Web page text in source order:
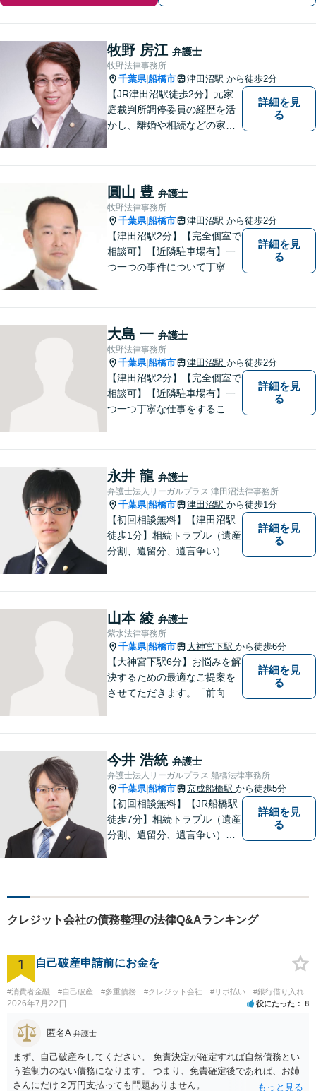
牧野 房江 弁護士
牧野法律事務所
千葉県|船橋市 津田沼駅 から徒歩2分
【JR津田沼駅徒歩2分】元家
庭裁判所調停委員の経歴を活
かし、離婚や相続などの家事
詳細を見
る
圓山 豊 弁護士
牧野法律事務所
千葉県|船橋市 津田沼駅 から徒歩2分
【津田沼駅2分】【完全個室で
相談可】【近隣駐車場有】一
つ一つの事件について丁寧に
市の牧野法律事務所へお気軽
にご相談下さい。
詳細を見
る
大島 一 弁護士
牧野法律事務所
千葉県|船橋市 津田沼駅 から徒歩2分
【津田沼駅2分】【完全個室で
相談可】【近隣駐車場有】一
つ一つ丁寧な仕事をすること
葉県船橋市の牧野法律事務所
へお気軽にご相談下さい。
詳細を見
る
永井 龍 弁護士
弁護士法人リーガルプラス 津田沼法律事務所
千葉県|船橋市 津田沼駅 から徒歩1分
【初回相談無料】【津田沼駅
徒歩1分】相続トラブル（遺産
分割、遺留分、遺言争い）、
詳細を見
る
山本 綾 弁護士
紫水法律事務所
千葉県|船橋市 大神宮下駅 から徒歩6分
【大神宮下駅6分】お悩みを解
決するための最適なご提案を
させてただきます。「前向き
進しております。
詳細を見
る
今井 浩統 弁護士
弁護士法人リーガルプラス 船橋法律事務所
千葉県|船橋市 京成船橋駅 から徒歩5分
【初回相談無料】【JR船橋駅
徒歩7分】相続トラブル（遺産
分割、遺留分、遺言争い）、
詳細を見
る
クレジット会社の債務整理の法律Q&Aランキング
1 自己破産申請前にお金を
#消費者金融 #自己破産 #多重債務 #クレジット会社 #リボ払い #銀行借り入れ
2026年7月22日 役にたった 8
匿名A 弁護士
まず、自己破産をしてください。 免責決定が確定すれば自然債務とい
う強制力のない債務になります。 つまり、免責確定後であれば、お姉
さんにだけ２万円支払っても問題ありません。